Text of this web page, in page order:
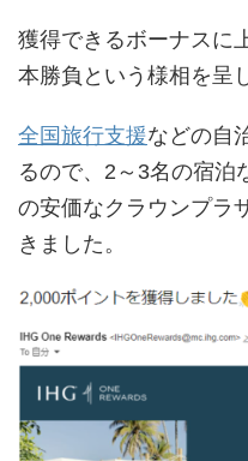
獲得できるボーナスに
本勝負という様相を呈
全国旅行支援などの自
るので、2～3名の宿泊
の安価なクラウンプラ
きました。